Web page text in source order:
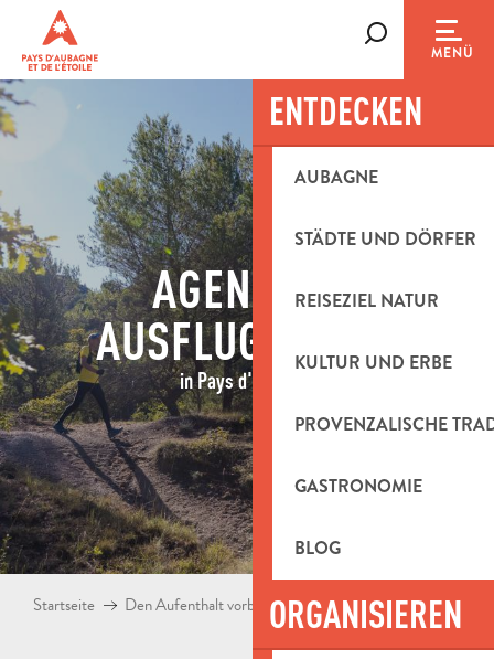
contenu
principal
MENÜ
ENTDECKEN
AUBAGNE
STÄDTE UND DÖRFER
REISEZIEL NATUR
KULTUR UND ERBE
PROVENZALISCHE
GASTRONOMIE
BLOG
ORGANISIEREN
AGENDA &
AUSFLUGSIDEEN
in Pays d'Aubagne
Startseite Den Aufenthalt vorbereiten Agenda & Ausflugsideen